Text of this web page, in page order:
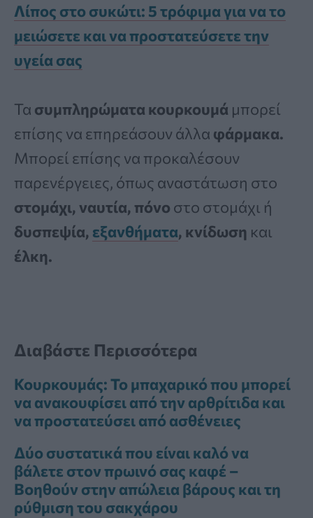
Λίπος στο συκώτι: 5 τρόφιμα για να το
μειώσετε και να προστατεύσετε την
υγεία σας
Τα συμπληρώματα κουρκουμά μπορεί
επίσης να επηρεάσουν άλλα φάρμακα.
Μπορεί επίσης να προκαλέσουν
παρενέργειες, όπως αναστάτωση στο
στομάχι, ναυτία, πόνο στο στομάχι ή
δυσπεψία, εξανθήματα, κνίδωση και
έλκη.
Διαβάστε Περισσότερα
Κουρκουμάς: Το μπαχαρικό που μπορεί
να ανακουφίσει από την αρθρίτιδα και
να προστατεύσει από ασθένειες
Δύο συστατικά που είναι καλό να
βάλετε στον πρωινό σας καφέ –
Βοηθούν στην απώλεια βάρους και τη
ρύθμιση του σακχάρου